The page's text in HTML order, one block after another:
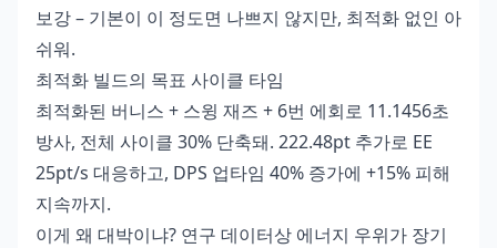
보강 – 기본이 이 정도면 나쁘지 않지만, 최적화 없인 아
쉬워.
최적화 빌드의 목표 사이클 타임
최적화된 버니스 + 스윙 재즈 + 6번 에회로 11.1456초
방사, 전체 사이클 30% 단축돼. 222.48pt 추가로 EE
25pt/s 대응하고, DPS 업타임 40% 증가에 +15% 피해
지속까지.
이게 왜 대박이냐? 연구 데이터상 에너지 우위가 장기